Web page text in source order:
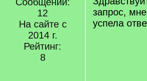
12
На сайте с
2014 г.
Рейтинг:
8
запрос,
успела